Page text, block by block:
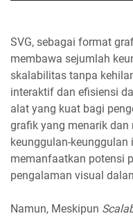
SVG, sebagai format
membawa sejumlah
skalabilitas tanpa
interaktif dan efisiensi
alat yang kuat bagi
grafik yang menarik
keunggulan-keunggulan
memanfaatkan potensi
pengalaman visual
Namun, Meskipun